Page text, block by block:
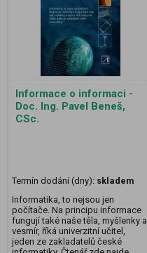
Informace o informaci -
Doc. Ing. Pavel Beneš,
CSc.
Termín dodání (dny): skladem
Informatika, to nejsou jen
počítače. Na principu informace
fungují také naše těla, myšlenky a
vesmír, říká univerzitní učitel,
jeden ze zakladatelů české